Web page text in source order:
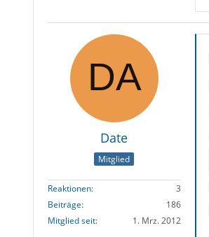
Date
Mitglied
Reaktionen
3
Beiträge
186
Mitglied seit
1. Mrz. 2012